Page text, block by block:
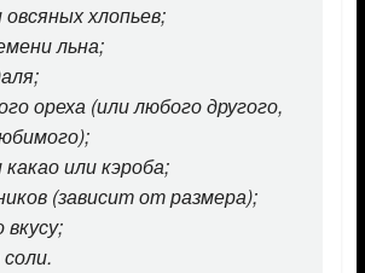
хлопьев;
льна;
ореха (или любого другого,
или кэроба;
(зависит от размера);
вкусу;